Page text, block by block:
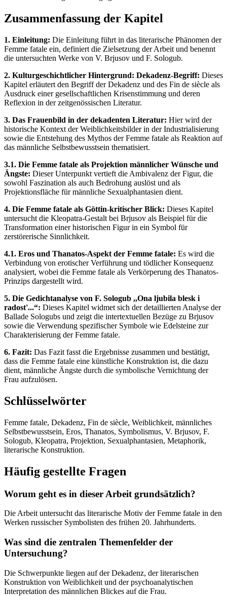
Zusammenfassung der Kapitel
1. Einleitung: Die Einleitung führt in das literarische Phänomen der
Femme fatale ein, definiert die Zielsetzung der Arbeit und benennt
die untersuchten Werke von V. Brjusov und F. Sologub.
2. Kulturgeschichtlicher Hintergrund: Dekadenz-Begriff: Dieses
Kapitel erläutert den Begriff der Dekadenz und des Fin de siècle als
Ausdruck einer gesellschaftlichen Krisenstimmung und deren
Reflexion in der zeitgenössischen Literatur.
3. Das Frauenbild in der dekadenten Literatur: Hier wird der
historische Kontext der Weiblichkeitsbilder in der Industrialisierung
sowie die Entstehung des Mythos der Femme fatale als Reaktion auf
das männliche Selbstbewusstsein thematisiert.
3.1. Die Femme fatale als Projektion männlicher Wünsche und
Ängste: Dieser Unterpunkt vertieft die Ambivalenz der Figur, die
sowohl Faszination als auch Bedrohung auslöst und als
Projektionsfläche für männliche Sexualphantasien dient.
4. Die Femme fatale als Göttin-kritischer Blick: Dieses Kapitel
untersucht die Kleopatra-Gestalt bei Brjusov als Beispiel für die
Transformation einer historischen Figur in ein Symbol für
zerstörerische Sinnlichkeit.
4.1. Eros und Thanatos-Aspekt der Femme fatale: Es wird die
Verbindung von erotischer Verführung und tödlicher Konsequenz
analysiert, wobei die Femme fatale als Verkörperung des Thanatos-
Prinzips dargestellt wird.
5. Die Gedichtanalyse von F. Sologub ,,Ona ljubila blesk i
radost'...“: Dieses Kapitel widmet sich der detaillierten Analyse der
Ballade Sologubs und zeigt die intertextuellen Bezüge zu Brjusov
sowie die Verwendung spezifischer Symbole wie Edelsteine zur
Charakterisierung der Femme fatale.
6. Fazit: Das Fazit fasst die Ergebnisse zusammen und bestätigt,
dass die Femme fatale eine künstliche Konstruktion ist, die dazu
dient, männliche Ängste durch die symbolische Vernichtung der
Frau aufzulösen.
Schlüsselwörter
Femme fatale, Dekadenz, Fin de siècle, Weiblichkeit, männliches
Selbstbewusstsein, Eros, Thanatos, Symbolismus, V. Brjusov, F.
Sologub, Kleopatra, Projektion, Sexualphantasien, Metaphorik,
literarische Konstruktion.
Häufig gestellte Fragen
Worum geht es in dieser Arbeit grundsätzlich?
Die Arbeit untersucht das literarische Motiv der Femme fatale in den
Werken russischer Symbolisten des frühen 20. Jahrhunderts.
Was sind die zentralen Themenfelder der
Untersuchung?
Die Schwerpunkte liegen auf der Dekadenz, der literarischen
Konstruktion von Weiblichkeit und der psychoanalytischen
Interpretation des männlichen Blickes auf die Frau.